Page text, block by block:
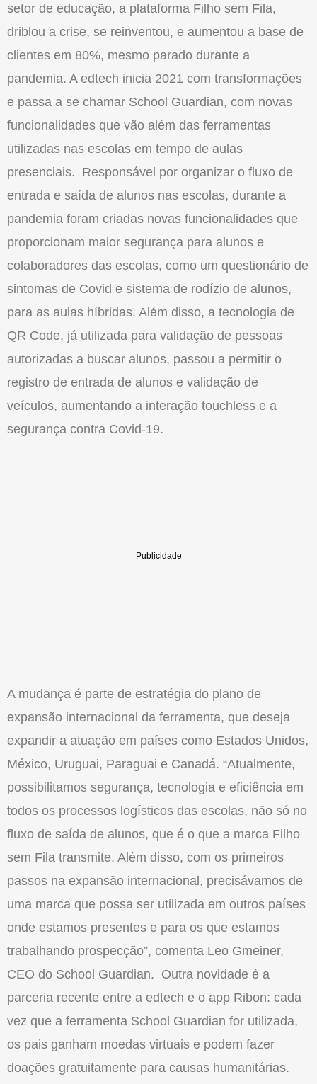
setor de educação, a plataforma Filho sem Fila,
driblou a crise, se reinventou, e aumentou a base de
clientes em 80%, mesmo parado durante a
pandemia. A edtech inicia 2021 com transformações
e passa a se chamar School Guardian, com novas
funcionalidades que vão além das ferramentas
utilizadas nas escolas em tempo de aulas
presenciais. Responsável por organizar o fluxo de
entrada e saída de alunos nas escolas, durante a
pandemia foram criadas novas funcionalidades que
proporcionam maior segurança para alunos e
colaboradores das escolas, como um questionário de
sintomas de Covid e sistema de rodízio de alunos,
para as aulas híbridas. Além disso, a tecnologia de
QR Code, já utilizada para validação de pessoas
autorizadas a buscar alunos, passou a permitir o
registro de entrada de alunos e validação de
veículos, aumentando a interação touchless e a
segurança contra Covid-19.
A mudança é parte de estratégia do plano de
expansão internacional da ferramenta, que deseja
expandir a atuação em países como Estados Unidos,
México, Uruguai, Paraguai e Canadá. “Atualmente,
possibilitamos segurança, tecnologia e eficiência em
todos os processos logísticos das escolas, não só no
fluxo de saída de alunos, que é o que a marca Filho
sem Fila transmite. Além disso, com os primeiros
passos na expansão internacional, precisávamos de
uma marca que possa ser utilizada em outros países
onde estamos presentes e para os que estamos
trabalhando prospecção”, comenta Leo Gmeiner,
CEO do School Guardian. Outra novidade é a
parceria recente entre a edtech e o app Ribon: cada
vez que a ferramenta School Guardian for utilizada,
os pais ganham moedas virtuais e podem fazer
doações gratuitamente para causas humanitárias.